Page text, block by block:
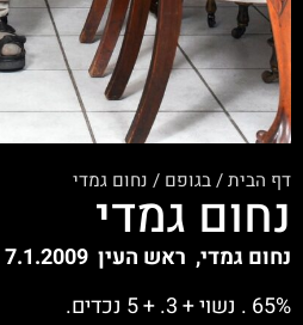
דף הבית/בגופם / נחום גמדי
נחום גמדי
נחום גמדי, ראש העין 7.1.2009
65% . נשוי + 3. + 5 נכדים.